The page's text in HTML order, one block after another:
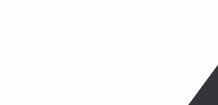
Рекомендации по работе с КМ и Честным ЗНАКом